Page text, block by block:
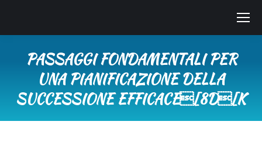
PASSAGGI FONDAMENTALI PER
UNA PIANIFICAZIONE DELLA
SUCCESSIONE EFFICACE[8D[K